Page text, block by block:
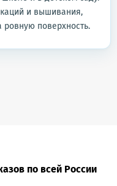
и вышивания,
ровную поверхность.
по всей России